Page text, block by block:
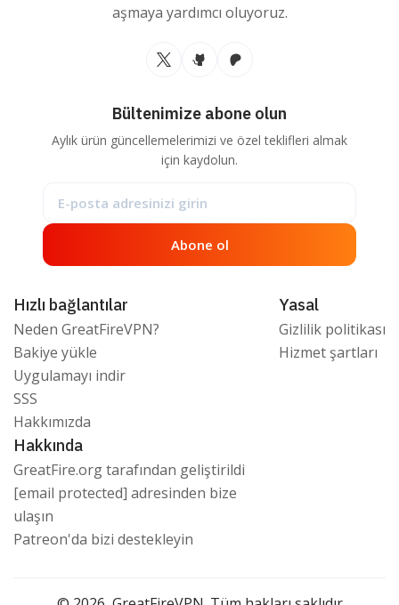
aşmaya yardımcı oluyoruz.
Bültenimize abone olun
Aylık ürün güncellemelerimizi ve özel teklifleri almak
için kaydolun.
Abone ol
Hızlı bağlantılar
Neden GreatFireVPN?
Bakiye yükle
Uygulamayı indir
SSS
Hakkımızda
Yasal
Gizlilik politikası
Hizmet şartları
Hakkında
GreatFire.org tarafından geliştirildi
[email protected] adresinden bize
ulaşın
Patreon'da bizi destekleyin